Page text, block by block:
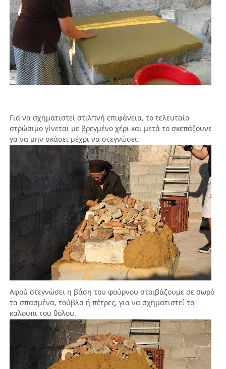
Για να σχηματιστεί στιλπνή επιφάνεια, το τελευταίο
στρώσιμο γίνεται με βρεγμένο χέρι και μετά το σκεπάζουνε
γα να μην σκάσει μέχρι να στεγνώσει.
Αφού στεγνώσει η βάση του φούρνου στοιβάζουμε σε σωρό
τα σπασμένα, τούβλα ή πέτρες, για να σχηματιστεί το
καλούπι του θόλου.